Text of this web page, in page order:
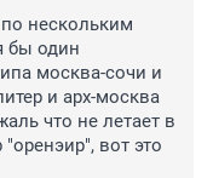
нескольким
бы один
москва-сочи и
и арх-москва
что не летает в
вот это